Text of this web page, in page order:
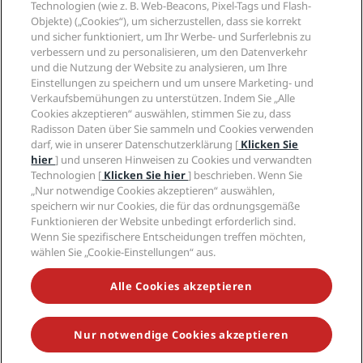
Radisson Hotels APP
„Sports Approved“-Hotels
Familienfreundliche Hotels
Gesundheit & Sicherheit
Radisson Hotel Group
Medien
Karriere RHG
Karriere PPHE
Karrieren EHL
The Club by RHG
Entwicklungsmöglichkeiten
Responsible Business – Unser Engagement
Einkauf
Rechtliches
Privacy Centre
Rechtliche Hinweise
Radisson Rewards Geschäftsbedingungen
Website-Nutzungsvereinbarung
Digitale Barrierefreiheit
Moderne Sklaverei – Erklärung
Hilfe
Verbrauchermeldungen
Kontakt
FAQ
Inhaltsübersicht
Soziale Medien
Marken von Radisson Hotels
VERPASSEN SIE NIEMALS UNSERE BELIEBTESTEN
ANGEBOTE
© 2026 Radisson Hotel Group.Alle Rechte vorbehalten. RHG Radisson
Hotel Group, Radisson, Radisson RED, Radisson Blu, Radisson Collection,
Technologien (wie z. B. Web-Beacons, Pixel-Tags und Flash-
Objekte) („Cookies“), um sicherzustellen, dass sie korrekt
und sicher funktioniert, um Ihr Werbe- und Surferlebnis zu
verbessern und zu personalisieren, um den Datenverkehr
und die Nutzung der Website zu analysieren, um Ihre
Einstellungen zu speichern und um unsere Marketing- und
Verkaufsbemühungen zu unterstützen. Indem Sie „Alle
Cookies akzeptieren“ auswählen, stimmen Sie zu, dass
Radisson Daten über Sie sammeln und Cookies verwenden
darf, wie in unserer Datenschutzerklärung [ Klicken Sie
hier] und unseren Hinweisen zu Cookies und verwandten
Technologien [ Klicken Sie hier] beschrieben. Wenn Sie
„Nur notwendige Cookies akzeptieren“ auswählen,
speichern wir nur Cookies, die für das ordnungsgemäße
Funktionieren der Website unbedingt erforderlich sind.
Wenn Sie spezifischere Entscheidungen treffen möchten,
wählen Sie „Cookie-Einstellungen“ aus.
Alle Cookies akzeptieren
Nur notwendige Cookies akzeptieren